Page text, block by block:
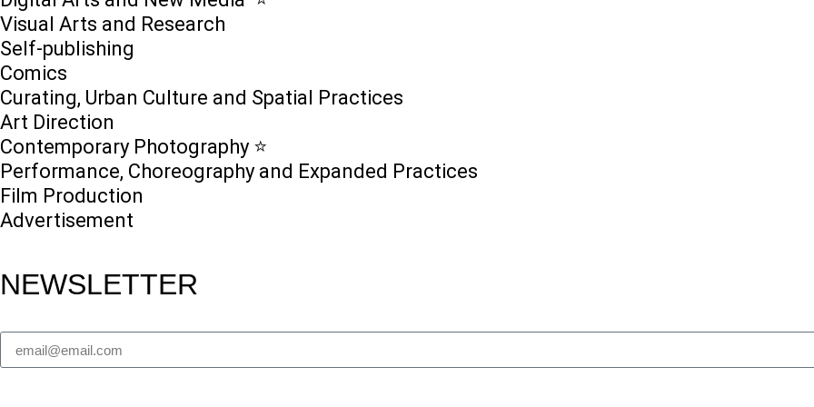
Visual Arts and Research
Self-publishing
Comics
Curating, Urban Culture and Spatial Practices
Art Direction
Contemporary Photography ⭐
Performance, Choreography and Expanded Practices
Film Production
Advertisement
NEWSLETTER